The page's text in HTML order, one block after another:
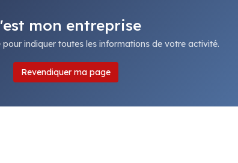
mon entreprise
indiquer toutes les informations de votre activité.
Revendiquer ma page